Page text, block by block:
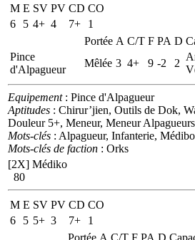
M E SV PV CD CO
6
5 4+ 4 7+
1
Portée A C/T F PA D
Pince
d'Alpagueur
Mêlée 3 4+ 9 -2 2
Equipement: Pince d'Alpagueur
Aptitudes : Chirur’jien, Outils de Dok,
Douleur 5+, Meneur, Meneur Alpagueurs
Mots-clés : Alpagueur, Infanterie,
Mots-clés de faction : Orks
[2X] Médiko
80
M E SV PV CD CO
6
5 5+ 3 7+
1
Portée A C/T F PA D